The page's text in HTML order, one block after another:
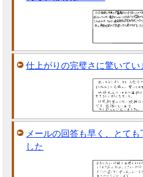
仕上がりの完璧さに驚いてい
メールの回答も早く、とて
した